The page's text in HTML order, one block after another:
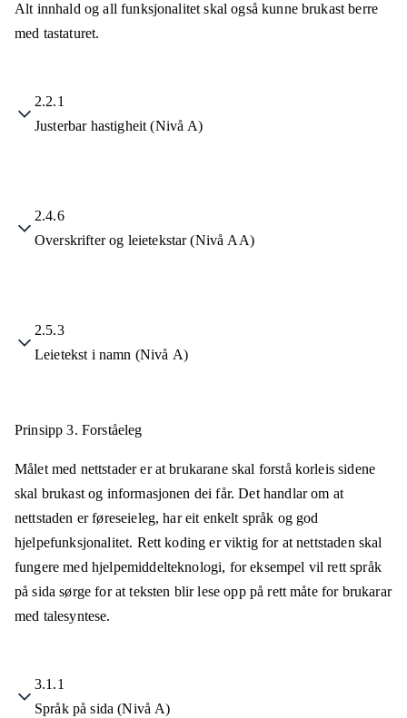
Alt innhald og all funksjonalitet skal også kunne brukast berre
med tastaturet.
2.2.1
Justerbar hastigheit (Nivå A)
2.4.6
Overskrifter og leietekstar (Nivå AA)
2.5.3
Leietekst i namn (Nivå A)
Prinsipp 3. Forståeleg
Målet med nettstader er at brukarane skal forstå korleis sidene
skal brukast og informasjonen dei får. Det handlar om at
nettstaden er føreseieleg, har eit enkelt språk og god
hjelpefunksjonalitet. Rett koding er viktig for at nettstaden skal
fungere med hjelpemiddelteknologi, for eksempel vil rett språk
på sida sørge for at teksten blir lese opp på rett måte for brukarar
med talesyntese.
3.1.1
Språk på sida (Nivå A)